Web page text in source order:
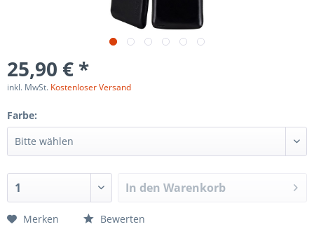
25,90 € *
inkl. MwSt. Kostenloser Versand
Farbe:
In den Warenkorb
Merken Bewerten